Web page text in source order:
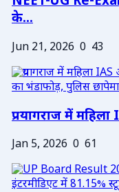
के...
Jun 21, 2026 0 43
प्रयागराज में
Jan 5, 2026 0 61